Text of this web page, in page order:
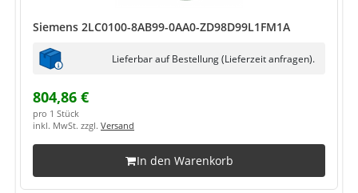
Siemens 2LC0100-8AB99-0AA0-ZD98D99L1FM1A
Lieferbar auf Bestellung (Lieferzeit anfragen).
804,86 €
pro 1 Stück
inkl. MwSt. zzgl. Versand
In den Warenkorb